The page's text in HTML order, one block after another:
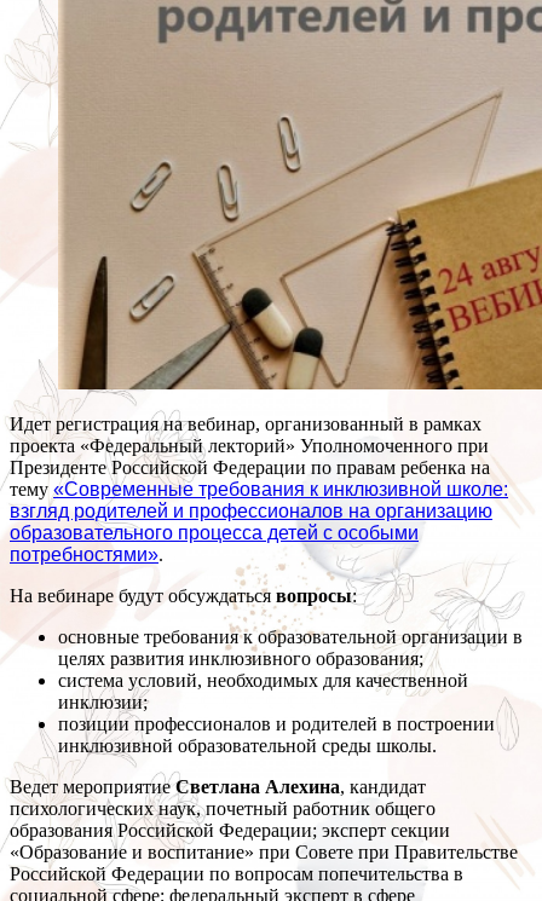
Идет регистрация на вебинар, организованный в рамках
проекта «Федеральный лекторий» Уполномоченного при
Президенте Российской Федерации по правам ребенка на
тему «Современные требования к инклюзивной школе:
взгляд родителей и профессионалов на организацию
образовательного процесса детей с особыми
потребностями».
На вебинаре будут обсуждаться вопросы:
основные требования к образовательной организации в
целях развития инклюзивного образования;
система условий, необходимых для качественной
инклюзии;
позиции профессионалов и родителей в построении
инклюзивной образовательной среды школы.
Ведет мероприятиеСветлана Алехина, кандидат
психологических наук, почетный работник общего
образования Российской Федерации; эксперт секции
«Образование и воспитание» при Совете при Правительстве
Российской Федерации по вопросам попечительства в
социальной сфере; федеральный эксперт в сфере